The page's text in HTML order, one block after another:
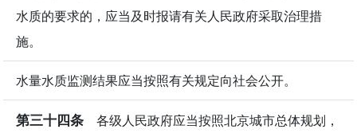
水质的要求的，应当及时报请有关人民政府采取治理措
施。
水量水质监测结果应当按照有关规定向社会公开。
第三十四条 各级人民政府应当按照北京城市总体规划，